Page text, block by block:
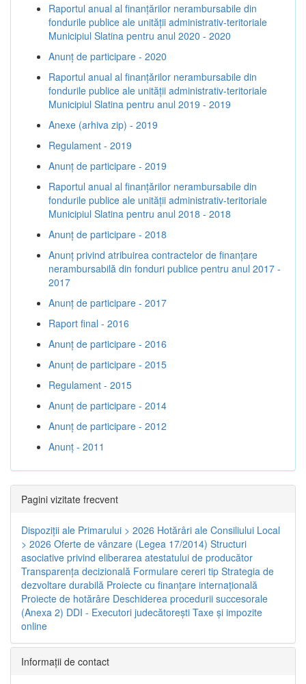
Raportul anual al finanțărilor nerambursabile din
fondurile publice ale unității administrativ-teritoriale
Municipiul Slatina pentru anul 2020 - 2020
Anunț de participare - 2020
Raportul anual al finanțărilor nerambursabile din
fondurile publice ale unității administrativ-teritoriale
Municipiul Slatina pentru anul 2019 - 2019
Anexe (arhiva zip) - 2019
Regulament - 2019
Anunț de participare - 2019
Raportul anual al finanțărilor nerambursabile din
fondurile publice ale unității administrativ-teritoriale
Municipiul Slatina pentru anul 2018 - 2018
Anunț de participare - 2018
Anunț privind atribuirea contractelor de finanţare
nerambursabilă din fonduri publice pentru anul 2017 -
2017
Anunț de participare - 2017
Raport final - 2016
Anunț de participare - 2016
Anunț de participare - 2015
Regulament - 2015
Anunț de participare - 2014
Anunț de participare - 2012
Anunț - 2011
Pagini vizitate frecvent
Dispoziţii ale Primarului > 2026 Hotărâri ale Consiliului Local
> 2026 Oferte de vânzare (Legea 17/2014) Structuri
asociative privind eliberarea atestatului de producător
Transparenţa decizională Formulare cereri tip Strategia de
dezvoltare durabilă Proiecte cu finanţare internaţională
Proiecte de hotărâre Deschiderea procedurii succesorale
(Anexa 2) DDI - Executori judecătorești Taxe şi impozite
online
Informaţii de contact